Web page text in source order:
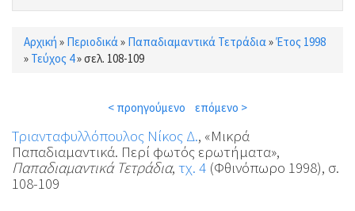
Είστε εδώ
Αρχική » Περιοδικά» Παπαδιαμαντικά Τετράδια»Έτος 1998
» Τεύχος 4»σελ. 108-109
< προηγούμενο επόμενο >
Τριανταφυλλόπουλος Νίκος Δ., «Μικρά
Παπαδιαμαντικά. Περί φωτός ερωτήματα»,
Παπαδιαμαντικά Τετράδια, τχ. 4 (Φθινόπωρο 1998), σ.
108-109